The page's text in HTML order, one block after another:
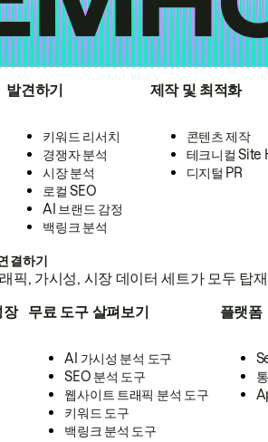
발견하기
키워드 리서치
경쟁자 분석
시장 분석
로컬 SEO
AI 브랜드 감정
백링크 분석
제작 및 최적화
콘텐츠 제작
테크니컬 Site
디지털 PR
결하기
픽, 가시성, 시장 데이터 세트가 모두 탑
장 무료 도구 살펴보기
AI 가시성 분석 도구
SEO 분석 도구
웹사이트 트래픽 분석 도구
키워드 도구
백링크 분석 도구
플랫폼